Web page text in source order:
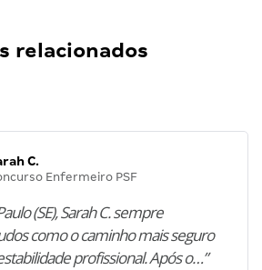
relacionados
C.
Enfermeiro PSF
(SE), Sarah C. sempre
como o caminho mais seguro
profissional. Após o…”